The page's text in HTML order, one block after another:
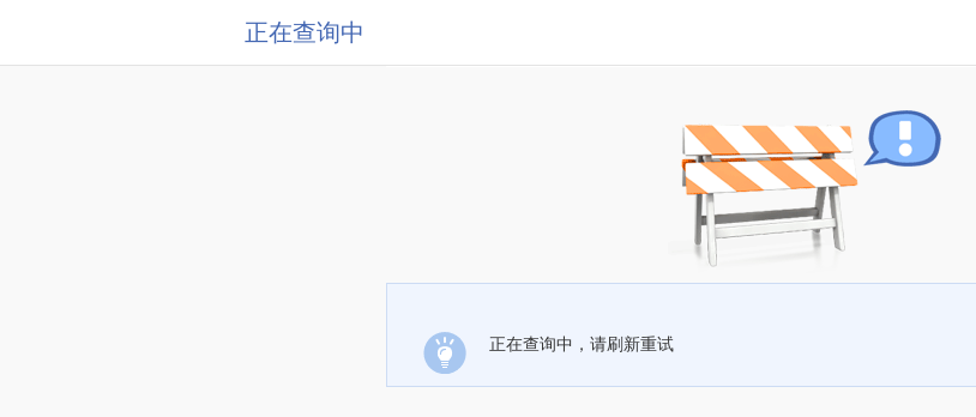
正在查询中
正在查询中，请刷新重试